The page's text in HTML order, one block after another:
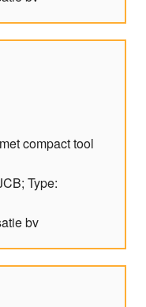
compact tool
Type:
bv